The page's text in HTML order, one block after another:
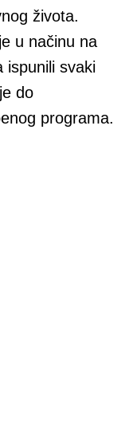
života.
u načinu na
ispunili svaki
do
programa.